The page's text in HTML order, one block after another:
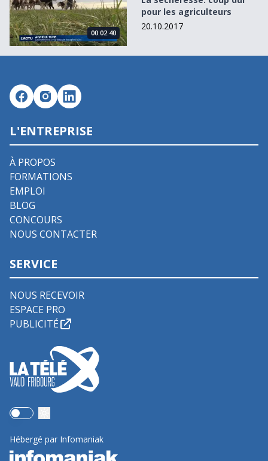
00:02:40
pour les agriculteurs
20.10.2017
L'ENTREPRISE
À PROPOS
FORMATIONS
EMPLOI
BLOG
CONCOURS
NOUS CONTACTER
SERVICE
NOUS RECEVOIR
ESPACE PRO
PUBLICITÉ
Use setting
Hébergé par Infomaniak